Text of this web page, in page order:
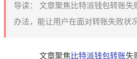
导读：
文章聚焦比特派钱包转账
办法，能让用户在面对转账失败状
文章聚焦 比特派钱包转账失